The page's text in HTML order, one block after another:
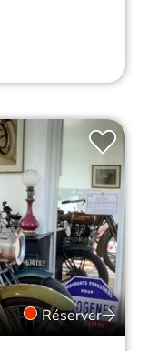
Réserver